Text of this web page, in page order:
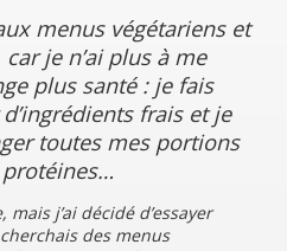
menus végétariens et
je n’ai plus à me
plus santé : je fais
frais et je
toutes mes portions
j’ai décidé d’essayer
des menus